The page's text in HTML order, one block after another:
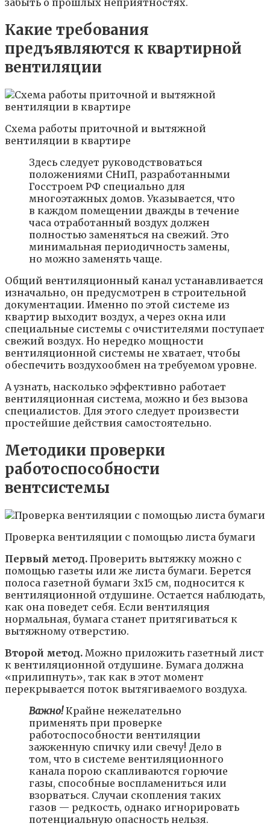
забыть о прошлых неприятностях.
Какие требования
предъявляются к квартирной
вентиляции
Схема работы приточной и вытяжной
вентиляции в квартире
Здесь следует руководствоваться
положениями СНиП, разработанными
Госстроем РФ специально для
многоэтажных домов. Указывается, что
в каждом помещении дважды в течение
часа отработанный воздух должен
полностью заменяться на свежий. Это
минимальная периодичность замены,
но можно заменять чаще.
Общий вентиляционный канал устанавливается
изначально, он предусмотрен в строительной
документации. Именно по этой системе из
квартир выходит воздух, а через окна или
специальные системы с очистителями поступает
свежий воздух. Но нередко мощности
вентиляционной системы не хватает, чтобы
обеспечить воздухообмен на требуемом уровне.
А узнать, насколько эффективно работает
вентиляционная система, можно и без вызова
специалистов. Для этого следует произвести
простейшие действия самостоятельно.
Методики проверки
работоспособности
вентсистемы
Проверка вентиляции с помощью листа бумаги
Первый метод. Проверить вытяжку можно с
помощью газеты или же листа бумаги. Берется
полоса газетной бумаги 3х15 см, подносится к
вентиляционной отдушине. Остается наблюдать,
как она поведет себя. Если вентиляция
нормальная, бумага станет притягиваться к
вытяжному отверстию.
Второй метод. Можно приложить газетный лист
к вентиляционной отдушине. Бумага должна
«прилипнуть», так как в этот момент
перекрывается поток вытягиваемого воздуха.
Важно!Крайне нежелательно
применять при проверке
работоспособности вентиляции
зажженную спичку или свечу! Дело в
том, что в системе вентиляционного
канала порою скапливаются горючие
газы, способные воспламениться или
взорваться. Случаи скопления таких
газов — редкость, однако игнорировать
потенциальную опасность нельзя.